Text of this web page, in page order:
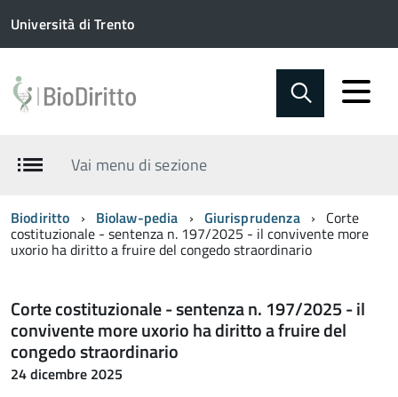
Università di Trento
Vai menu di sezione
Biodiritto Biolaw-pedia Giurisprudenza Corte
costituzionale - sentenza n. 197/2025 - il convivente more
uxorio ha diritto a fruire del congedo straordinario
Corte costituzionale - sentenza n. 197/2025 - il
convivente more uxorio ha diritto a fruire del
congedo straordinario
24 dicembre 2025